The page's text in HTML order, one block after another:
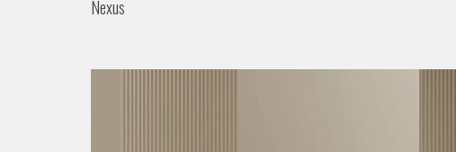
Nexus